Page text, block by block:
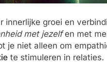
innerlijke groei en
met jezelfen met
je niet alleen om
te stimuleren in relaties.